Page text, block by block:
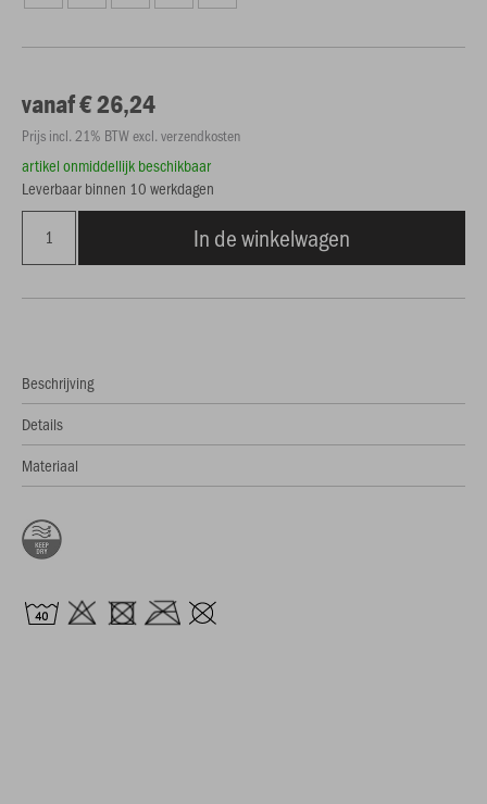
vanaf € 26,24
Prijs incl. 21% BTW excl. verzendkosten
artikel onmiddellijk beschikbaar
Leverbaar binnen 10 werkdagen
In de winkelwagen
Beschrijving
Details
Materiaal